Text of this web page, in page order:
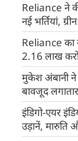
Reliance ने
नई भर्तियां,
रोजगार की
Reliance का
2.16 लाख
योगदान, CSR
मुकेश अंबानी ने
बावजूद
सैलरी
इंडिगो-एयर
उड़ानें, मारुति